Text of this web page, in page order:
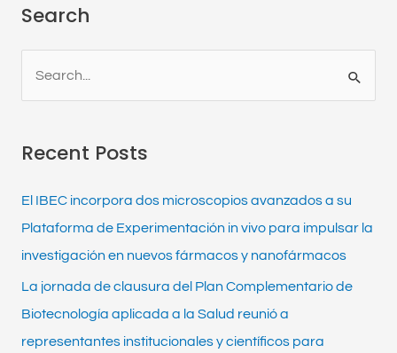
Search
rRecent Posts
El IBEC incorpora dos microscopios avanzados a su
Plataforma de Experimentación in vivo para impulsar la
investigación en nuevos fármacos y nanofármacos
La jornada de clausura del Plan Complementario de
Biotecnología aplicada a la Salud reunió a
representantes institucionales y científicos para